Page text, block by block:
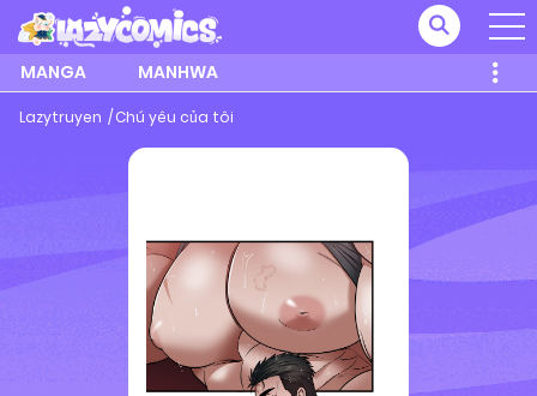
MANGA MANHWA
Lazytruyen Chú yêu của tôi